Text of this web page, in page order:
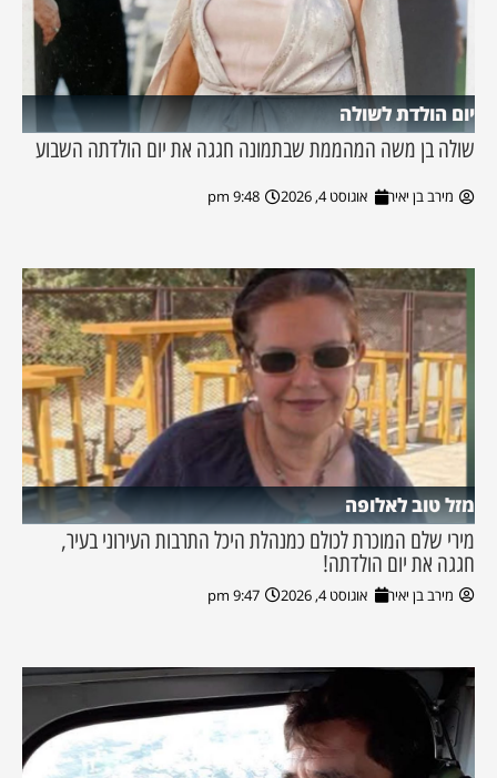
יום הולדת לשולה
שולה בן משה המהממת שבתמונה חגגה את יום הולדתה השבוע
מירב בן יאיר אוגוסט 4, 2026 9:48 pm
מזל טוב לאלופה
מירי שלם המוכרת לכולם כמנהלת היכל התרבות העירוני בעיר,
חגגה את יום הולדתה!
מירב בן יאיר אוגוסט 4, 2026 9:47 pm